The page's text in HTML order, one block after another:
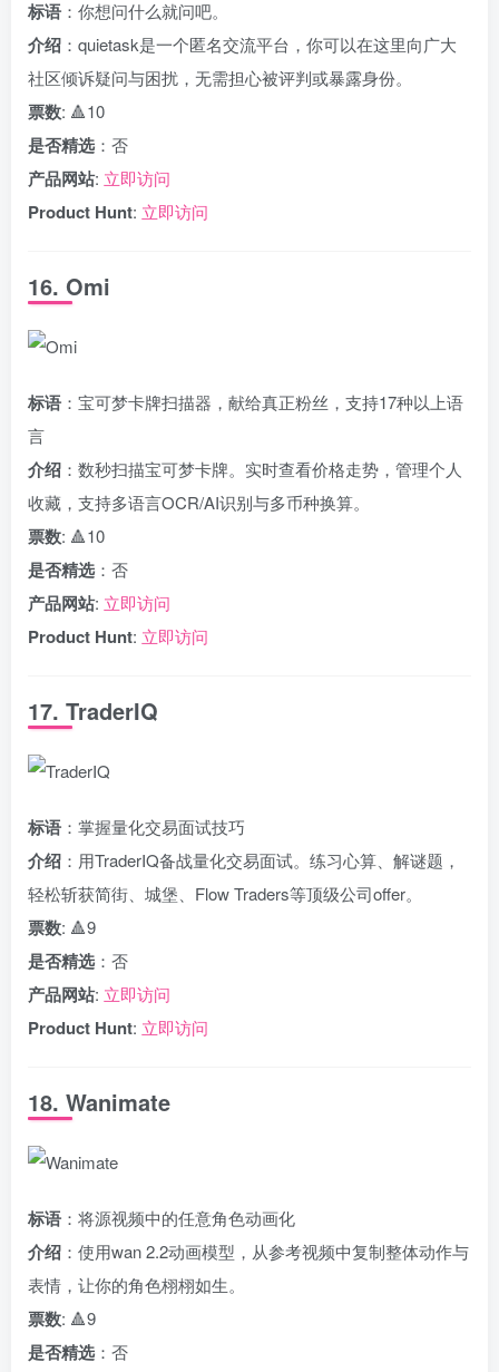
标语 ：你想问什么就问吧。
介绍 ：quietask是一个匿名交流平台，你可以在这里向广大
社区倾诉疑问与困扰，无需担心被评判或暴露身份。
票数: 🔺10
是否精选 ：否
产品网站: 立即访问
Product Hunt: 立即访问
16. Omi
标语 ：宝可梦卡牌扫描器，献给真正粉丝，支持17种以上语
言
介绍 ：数秒扫描宝可梦卡牌。实时查看价格走势，管理个人
收藏，支持多语言OCR/AI识别与多币种换算。
票数: 🔺10
是否精选 ：否
产品网站: 立即访问
Product Hunt: 立即访问
17. TraderIQ
标语 ：掌握量化交易面试技巧
介绍 ：用TraderIQ备战量化交易面试。练习心算、解谜题，
轻松斩获简街、城堡、Flow Traders等顶级公司offer。
票数: 🔺9
是否精选 ：否
产品网站: 立即访问
Product Hunt: 立即访问
18. Wanimate
标语 ：将源视频中的任意角色动画化
介绍 ：使用wan 2.2动画模型，从参考视频中复制整体动作与
表情，让你的角色栩栩如生。
票数: 🔺9
是否精选 ：否